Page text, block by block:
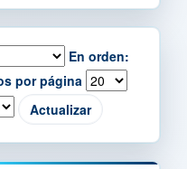
En orden:
por página